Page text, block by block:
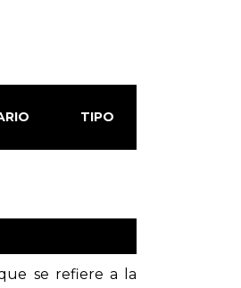
TIPO
se refiere a la